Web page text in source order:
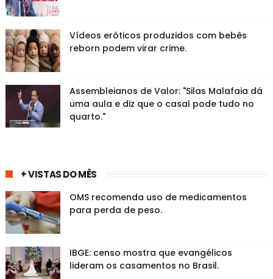
Vídeos eróticos produzidos com bebês
reborn podem virar crime.
Assembleianos de Valor: "Silas Malafaia dá
uma aula e diz que o casal pode tudo no
quarto."
+ VISTAS DO MÊS
OMS recomenda uso de medicamentos
para perda de peso.
IBGE: censo mostra que evangélicos
lideram os casamentos no Brasil.